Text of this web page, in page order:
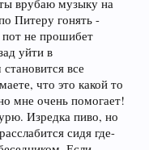
врубаю музыку на
Питеру гонять -
не прошибет
уйти в
все
что это какой то
мне очень помогает!
Изредка пиво, но
сидя где-